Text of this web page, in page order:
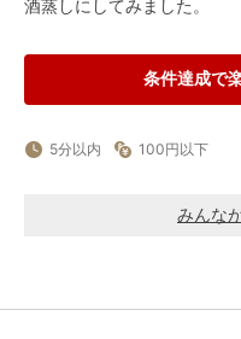
酒蒸しにしてみました。
条件達成で
5分以内 100円以下
みんな